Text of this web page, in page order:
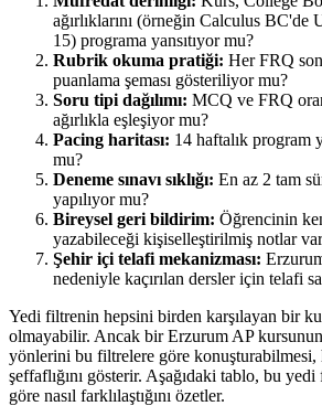
ağırlıklarını (örneğin Calculus
15) programa yansıtıyor mu?
Rubrik okuma pratiği: Her FRQ
puanlama şeması gösteriliyor mu?
Soru tipi dağılımı: MCQ ve FRQ
ağırlıkla eşleşiyor mu?
Pacing haritası: 14 haftalık program
mu?
Deneme sınavı sıklığı: En az 2 tam
yapılıyor mu?
Bireysel geri bildirim: Öğrencinin
yazabileceği kişiselleştirilmiş notlar var
Şehir içi telafi mekanizması:
nedeniyle kaçırılan dersler için telafi
Yedi filtrenin hepsini birden karşılayan bir
olmayabilir. Ancak bir Erzurum AP
yönlerini bu filtrelere göre konuşturabilmesi,
şeffaflığını gösterir. Aşağıdaki tablo, bu
göre nasıl farklılaştığını özetler.